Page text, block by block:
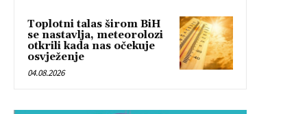
Toplotni talas širom BiH
se nastavlja, meteorolozi
otkrili kada nas očekuje
osvježenje
04.08.2026